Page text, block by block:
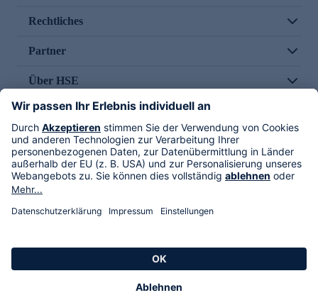
Rechtliches
Partner
Über HSE
Im TV
HSE International